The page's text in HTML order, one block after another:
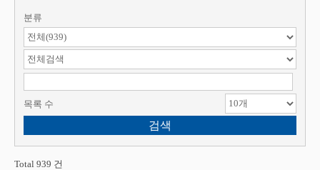
분류
검색 항목 선택
목록 수
Total 939 건